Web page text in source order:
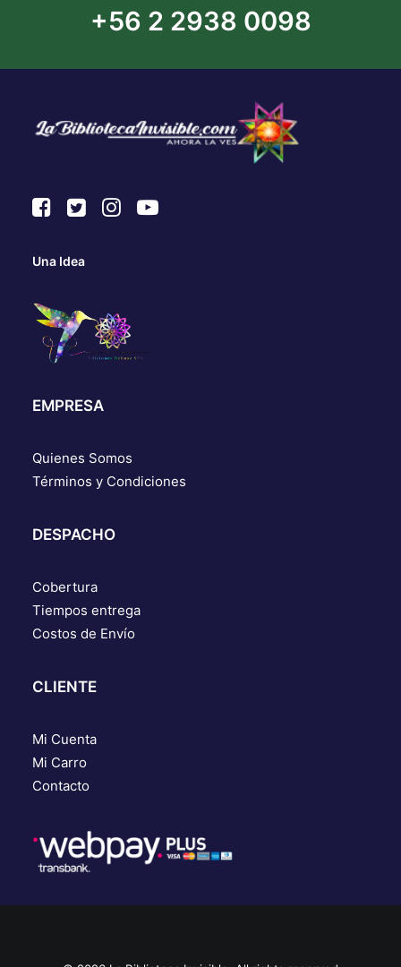
+56 2 2938 0098
Una Idea
EMPRESA
Quienes Somos
Términos y Condiciones
DESPACHO
Cobertura
Tiempos entrega
Costos de Envío
CLIENTE
Mi Cuenta
Mi Carro
Contacto